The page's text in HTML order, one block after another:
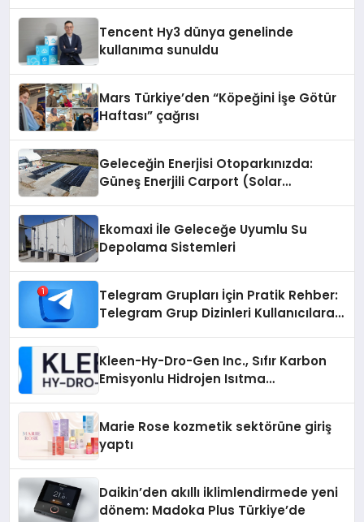
Tencent Hy3 dünya genelinde
kullanıma sunuldu
Mars Türkiye’den “Köpeğini İşe Götür
Haftası” çağrısı
Geleceğin Enerjisi Otoparkınızda:
Güneş Enerjili Carport (Solar
Ekomaxi İle Geleceğe Uyumlu Su
Depolama Sistemleri
Telegram Grupları İçin Pratik Rehber:
Telegram Grup Dizinleri Kullanıcılara
Kleen-Hy-Dro-Gen Inc., Sıfır Karbon
Emisyonlu Hidrojen Isıtma
Marie Rose kozmetik sektörüne giriş
yaptı
Daikin’den akıllı iklimlendirmede yeni
dönem: Madoka Plus Türkiye’de